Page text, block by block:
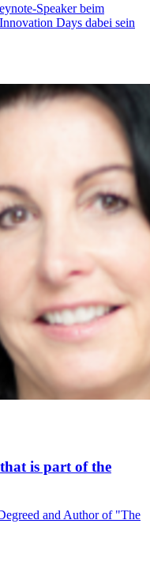
Speaker beim
Days dabei sein
is part of the
and Author of "The